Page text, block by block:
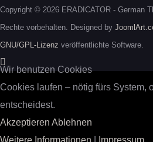
Copyright © 2026 ERADICATOR - German
Rechte vorbehalten. Designed by
GNU/GPL-Lizenz veröffentlichte Software.
Wir benutzen Cookies
Cookies laufen – nötig fürs System,
entscheidest.
Akzeptieren Ablehnen
Weitere Informationen
Impressum